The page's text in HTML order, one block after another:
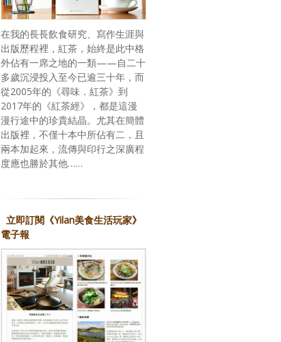
在我的長長飲食研究、寫作生涯與
出版歷程裡，紅茶，始終是此中格
外佔有一席之地的一類——自二十
多歲沉浸投入至今已逾三十年，而
從2005年的《尋味．紅茶》到
2017年的《紅茶經》，都是這漫
漫行途中的珍貴結晶。尤其在簡體
出版裡，不僅十本中所佔有二，且
兩本加起來，流傳與印行之深廣程
度應也勝於其他……
立即訂閱《Yilan美食生活玩家》
電子報